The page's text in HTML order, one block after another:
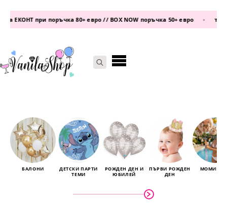
при поръчка 80+ евро // BOX NOW поръчка 50+ евро
БАЛОНИ
ДЕТСКИ ПАРТИ
ТЕМИ
РОЖДЕН ДЕН И
ЮБИЛЕЙ
ПЪРВИ РОЖДЕН
ДЕН